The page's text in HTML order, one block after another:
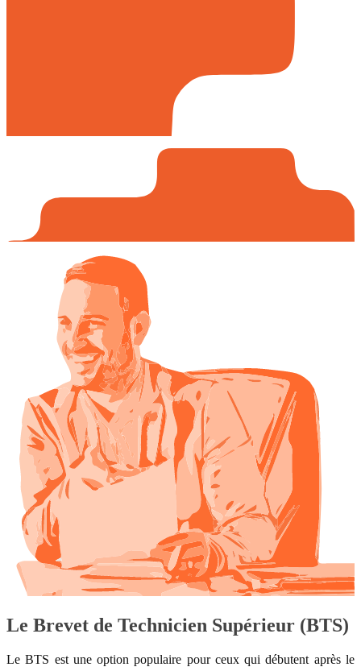
Le Brevet de Technicien Supérieur (BTS)
Le BTS est une option populaire pour ceux qui débutent après le